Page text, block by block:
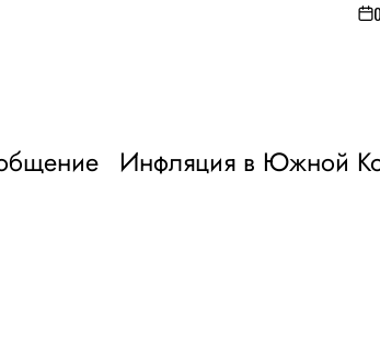
on
Инфляция в Южной